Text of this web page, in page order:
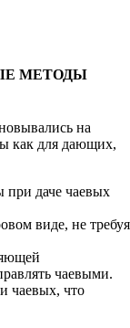
МЕТОДЫ
на
как для дающих,
при даче чаевых
виде, не требуя
чаевыми.
чаевых, что